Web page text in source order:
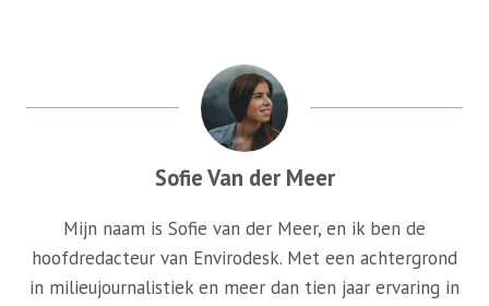
Sofie Van der Meer
Mijn naam is Sofie van der Meer, en ik ben de
hoofdredacteur van Envirodesk. Met een achtergrond
in milieujournalistiek en meer dan tien jaar ervaring in